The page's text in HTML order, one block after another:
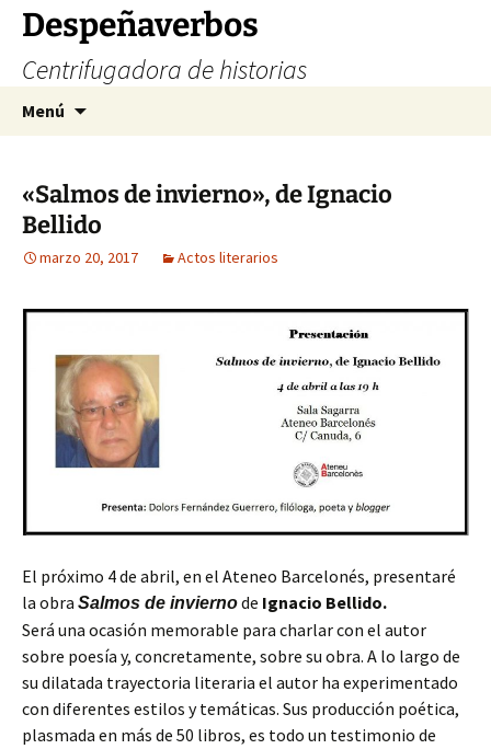
Saltar
contenido
Despeñaverbos
Centrifugadora de historias
Menú
«Salmos de invierno», de Ignacio
Bellido
marzo 20, 2017 Actos literarios
El próximo 4 de abril, en el Ateneo Barcelonés, presentaré
la obra Salmos de inviernode Ignacio Bellido.
Será una ocasión memorable para charlar con el autor
sobre poesía y, concretamente, sobre su obra. A lo largo de
su dilatada trayectoria literaria el autor ha experimentado
con diferentes estilos y temáticas. Sus producción poética,
plasmada en más de 50 libros, es todo un testimonio de